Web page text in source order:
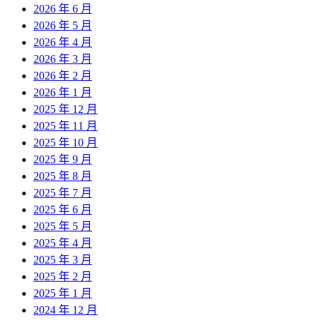
2026 年 6 月
2026 年 5 月
2026 年 4 月
2026 年 3 月
2026 年 2 月
2026 年 1 月
2025 年 12 月
2025 年 11 月
2025 年 10 月
2025 年 9 月
2025 年 8 月
2025 年 7 月
2025 年 6 月
2025 年 5 月
2025 年 4 月
2025 年 3 月
2025 年 2 月
2025 年 1 月
2024 年 12 月